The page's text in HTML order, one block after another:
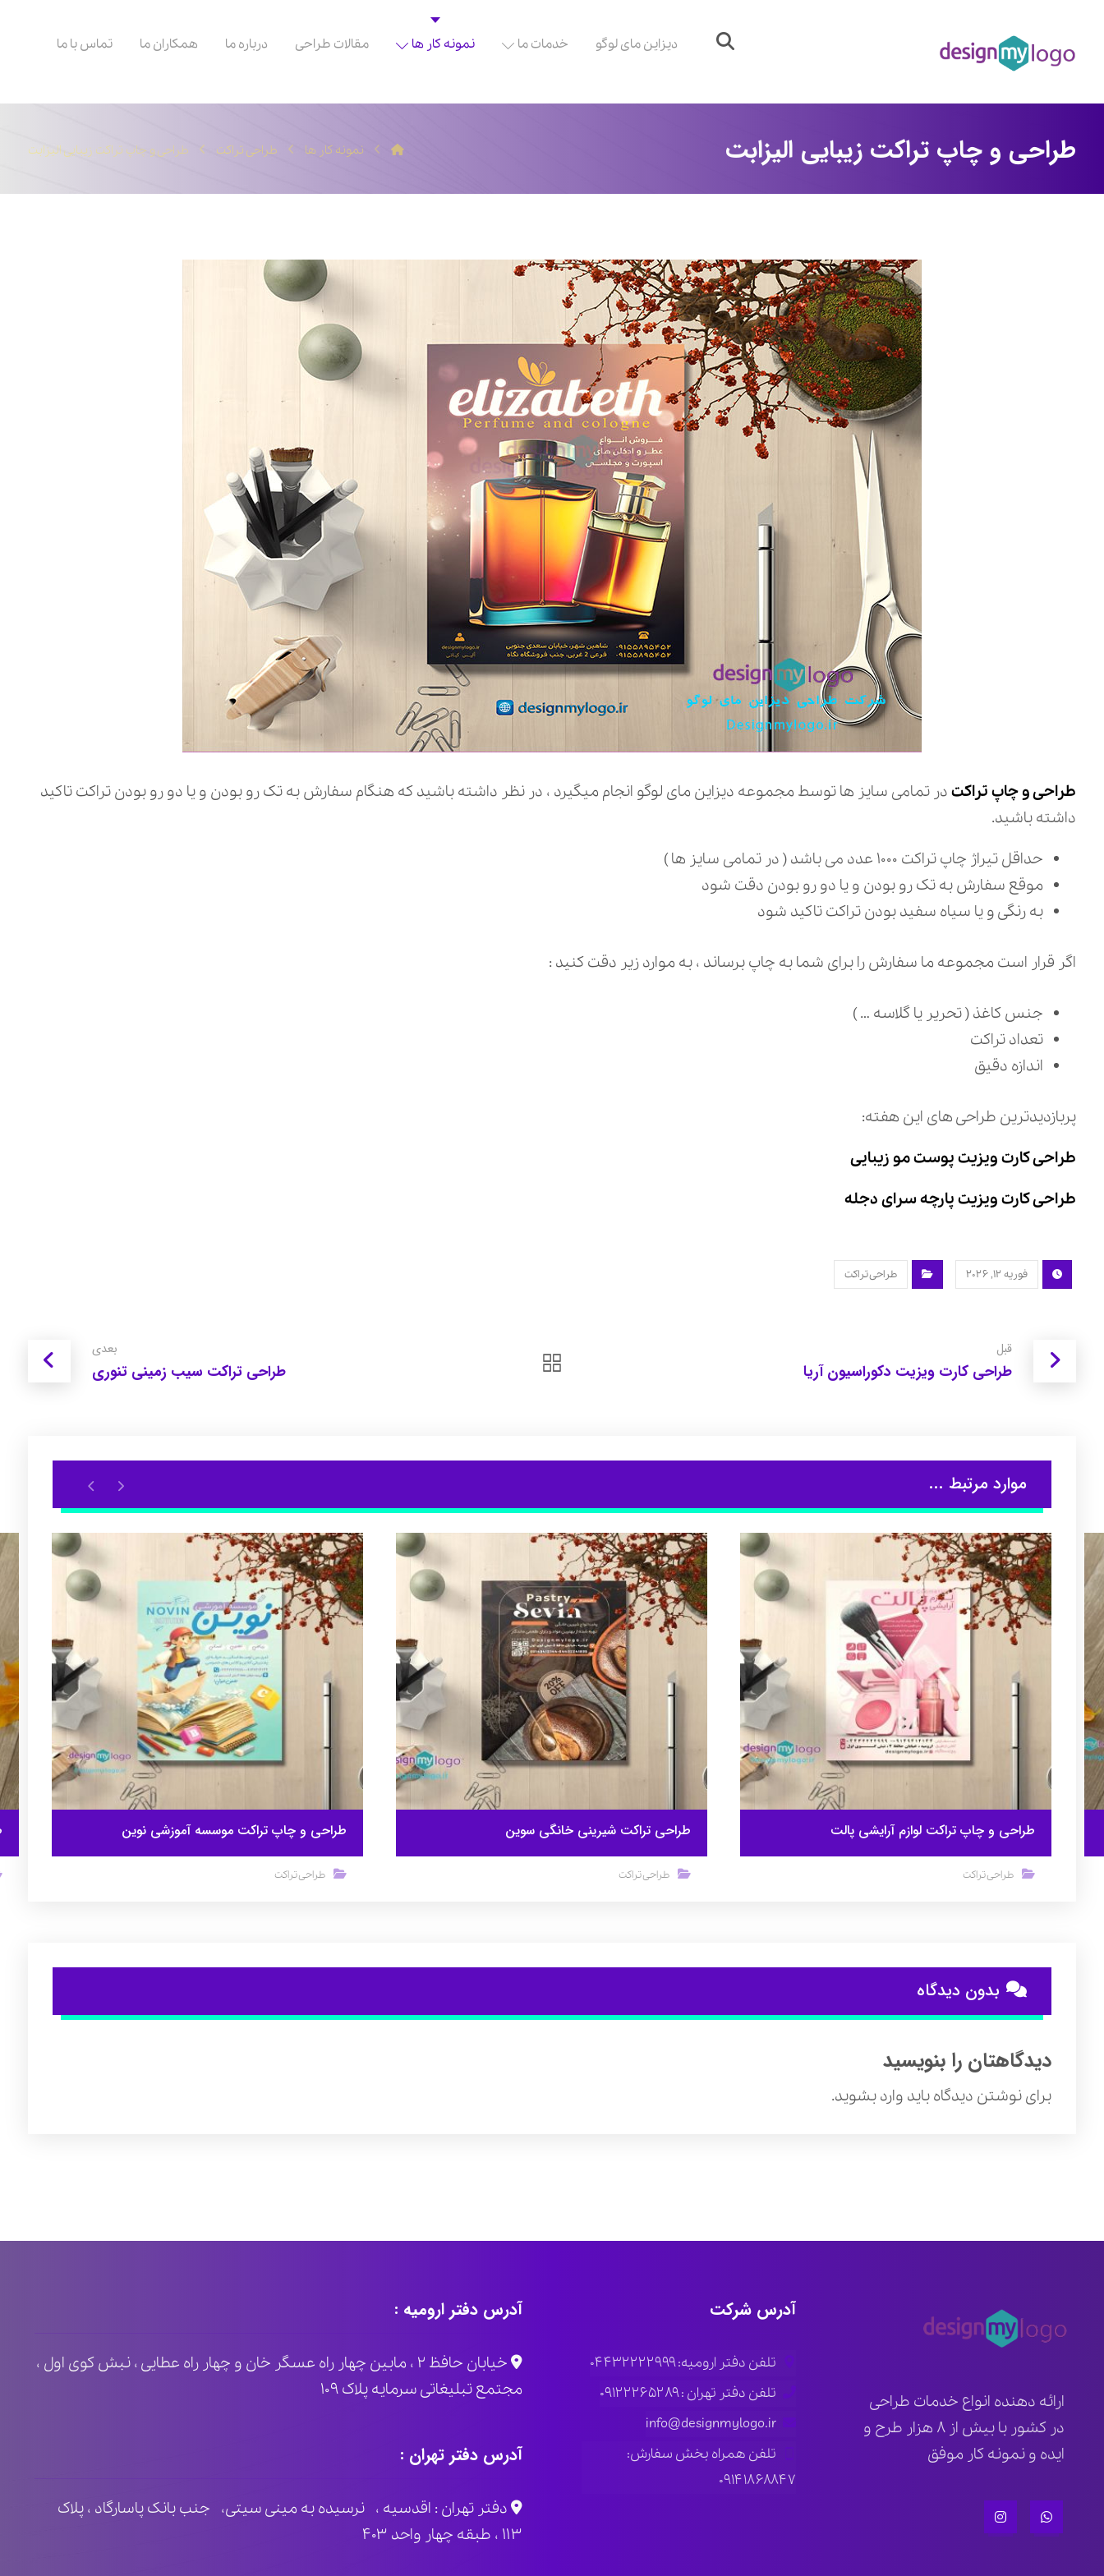
دیزاین مای لوگو خدمات ما نمونه کار ها مقالات طراحی درباره ما همکاران ما تماس با ما
طراحی و چاپ تراکت زیبایی الیزابت نمونه کار ها طراحی تراکت طراحی و چاپ تراکت زیبایی الیزابت
طراحی و چاپ تراکتدر تمامی سایز ها توسط مجموعه دیزاین مای لوگو انجام میگیرد ، در نظر داشته باشید که هنگام سفارش به تک رو بودن و یا دو رو بودن تراکت تاکید
داشته باشید.
حداقل تیراژ چاپ تراکت ۱۰۰۰ عدد می باشد ( در تمامی سایز ها )
موقع سفارش به تک رو بودن و یا دو رو بودن دقت شود
به رنگی و یا سیاه سفید بودن تراکت تاکید شود
اگر قرار است مجموعه ما سفارش را برای شما به چاپ برساند ، به موارد زیر دقت کنید :
جنس کاغذ ( تحریر یا گلاسه … )
تعداد تراکت
اندازه دقیق
پربازدیدترین طراحی های این هفته:
طراحی کارت ویزیت پوست مو زیبایی
طراحی کارت ویزیت پارچه سرای دجله
فوریه ۱۲, ۲۰۲۶ طراحی تراکت
قبل
طراحی کارت ویزیت دکوراسیون آریا
بعدی
طراحی تراکت سیب زمینی تنوری
موارد مرتبط ...
طراحی و چاپ تراکت لوازم آرایشی پالت
طراحی تراکت
طراحی تراکت شیرینی خانگی سوین
طراحی تراکت
طراحی و چاپ تراکت موسسه آموزشی نوین
طراحی تراکت
بدون دیدگاه
دیدگاهتان را بنویسید
برای نوشتن دیدگاه باید وارد بشوید.
ارائه دهنده انواع خدمات طراحی
در کشور با بیش از ۸ هزار طرح و
ایده و نمونه کار موفق
آدرس شرکت
تلفن دفتر ارومیه: ۰۴۴۳۲۲۲۲۹۹۹
تلفن دفتر تهران : ۰۹۱۲۲۲۶۵۲۸۹
info@designmylogo.ir
تلفن همراه بخش سفارش:
۰۹۱۴۱۸۶۸۸۴۷
آدرس دفتر ارومیه :
خیابان حافظ ۲ ، مابین چهار راه عسگر خان و چهار راه عطایی ، نبش کوی اول ،
مجتمع تبلیغاتی سرمایه پلاک ۱۰۹
آدرس دفتر تهران :
دفتر تهران : اقدسیه ، نرسیده به مینی سیتی، جنب بانک پاسارگاد ، پلاک
۱۱۳ ، طبقه چهار واحد ۴۰۳